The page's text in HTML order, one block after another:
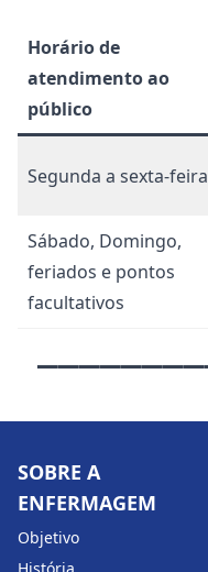
Horário de
atendimento ao
público
Segunda a sexta-feira
Sábado, Domingo,
feriados e pontos
facultativos
SOBRE A
ENFERMAGEM
Objetivo